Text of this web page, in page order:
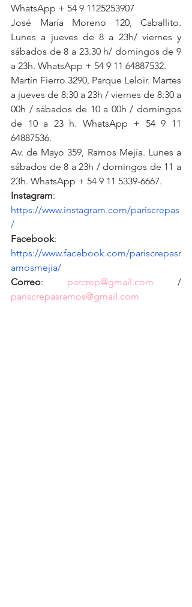
WhatsApp + 54 9 1125253907
José María Moreno 120, Caballito.
Lunes a jueves de 8 a 23h/ viernes y
sábados de 8 a 23.30 h/ domingos de 9
a 23h. WhatsApp + 54 9 11 64887532.
Martín Fierro 3290, Parque Leloir. Martes
a jueves de 8:30 a 23h / viernes de 8:30 a
00h / sábados de 10 a 00h / domingos
de 10 a 23 h. WhatsApp + 54 9 11
64887536.
Av. de Mayo 359, Ramos Mejía. Lunes a
sábados de 8 a 23h / domingos de 11 a
23h. WhatsApp + 54 9 11 5339-6667.
Instagram:
https://www.instagram.com/pariscrepas
/
Facebook:
https://www.facebook.com/pariscrepasr
amosmejia/
Correo: parcrep@gmail.com
pariscrepasramos@gmail.com